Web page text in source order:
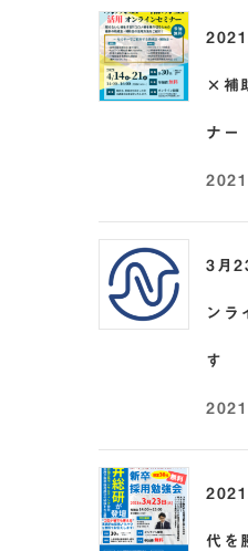
×補
ナー
2021
3月
ンラ
す
2021
代を